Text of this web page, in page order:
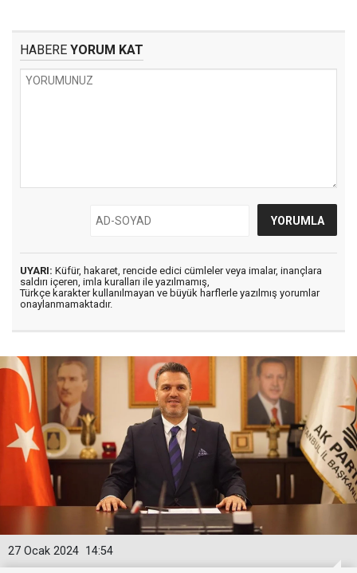
HABERE YORUM KAT
UYARI: Küfür, hakaret, rencide edici cümleler veya imalar, inançlara
saldırı içeren, imla kuralları ile yazılmamış,
Türkçe karakter kullanılmayan ve büyük harflerle yazılmış yorumlar
onaylanmamaktadır.
14:54
27 Ocak 2024